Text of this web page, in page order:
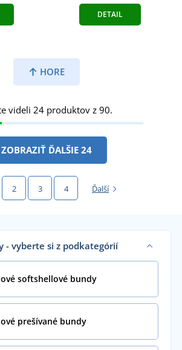
DETAIL
HORE
videli 24 produktov z 90.
ZOBRAZIŤ ĎALŠIE 24
2 3 4 Ďalší
- vyberte si z podkategórií
softshellové bundy
prešívané bundy